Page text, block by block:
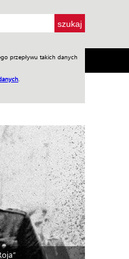
przepływu takich danych
w WIW